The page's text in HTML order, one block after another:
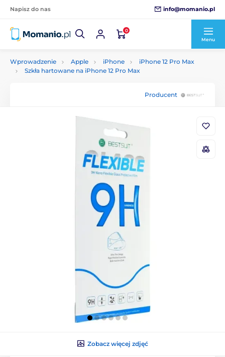
Napisz do nas info@momanio.pl
0
Menu
Wprowadzenie Apple iPhone
iPhone 12 Pro Max
Szkła hartowane na iPhone 12 Pro Max
Producent
Zobacz więcej zdjęć